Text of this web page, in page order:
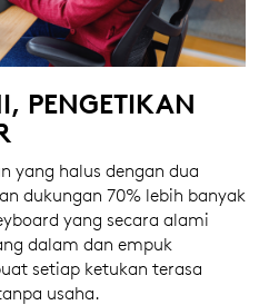
PENGETIKAN
yang halus dengan dua
dukungan 70% lebih banyak
studi oleh Logitech
yang secara alami
dalam dan empuk
setiap ketukan terasa
usaha.